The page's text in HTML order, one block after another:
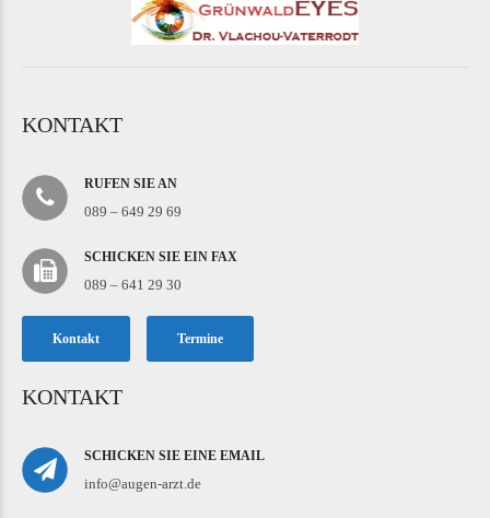
KONTAKT
RUFEN SIE AN
089 – 649 29 69
SCHICKEN SIE EIN FAX
089 – 641 29 30
Kontakt Termine
KONTAKT
SCHICKEN SIE EINE EMAIL
info@augen-arzt.de